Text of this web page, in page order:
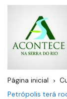
Página inicial
Petrópolis terá